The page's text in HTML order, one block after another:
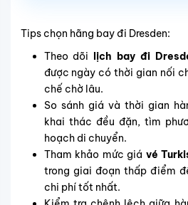
Tips chọn hãng bay đi Dresden:
Theo dõi
lịch bay đi
được ngày có thời gian nối
chế chờ lâu.
So sánh giá và thời gian
khai thác đều đặn, tìm
hoạch di chuyển.
Tham khảo mức giá vé
trong giai đoạn thấp điểm
chi phí tốt nhất.